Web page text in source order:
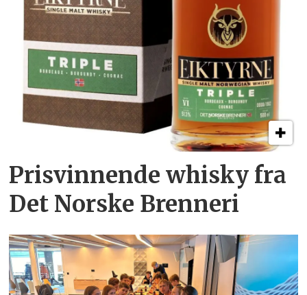
Prisvinnende whisky fra
Det Norske Brenneri